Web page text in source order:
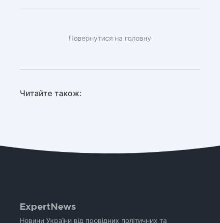
Повернутися на головну
Читайте також:
ExpertNews
Новини України від провідних політичних та